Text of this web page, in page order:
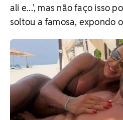
ali e...', mas não faço isso
soltou a famosa, expondo